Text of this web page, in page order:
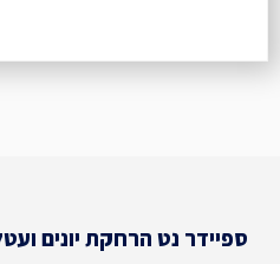
ספיידר נט הרחקת יונים